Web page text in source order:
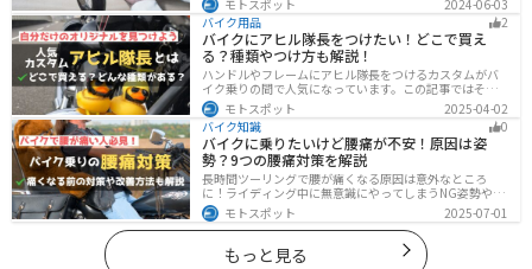
で、バイク保険を検討している人は参考にしてくださ
い。
モトスポット
2024-06-03
バイク用品
2
バイクにアヒル隊長をつけたい！どこで買え
る？種類やつけ方も解説！
ハンドルやフレームにアヒル隊長をつけるカスタムがバ
イク乗りの間で人気になっています。この記事ではそん
なアヒル隊長について、どこで買えるのかどんな種類が
あるのか、バイクに付ける際の注意点などまとめまし
た。アヒル隊長でオリジナルカスタムをしたい人は参考
にしてください。
モトスポット
2025-04-02
バイク知識
0
バイクに乗りたいけど腰痛が不安！原因は姿
勢？9つの腰痛対策を解説
長時間ツーリングで腰が痛くなる原因は意外なところ
に！ライディング中に無意識にやってしまうNG姿勢や体
への負担、今すぐ見直せる予防・対策法をわかりやすく
解説。腰痛対策に効果的な便利アイテムも紹介し、快適
で楽しいツーリングをサポートします。
モトスポット 2025-07-01
もっと見る